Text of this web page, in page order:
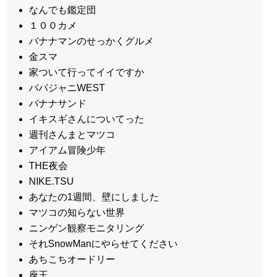
なんでも鑑定団
１００カメ
バナナマンのせっかくグルメ
金スマ
家ついて行ってイイですか
パパジャニWEST
バナナサンド
イキスギさんについてった
週刊さんまとマツコ
アイアム冒険少年
THE夜会
NIKE.TSU
あなたの1週間、壁にしました
マツコの知らない世界
ニンゲン観察モニタリング
それSnowManにやらせてください
あちこちオードリー
座王